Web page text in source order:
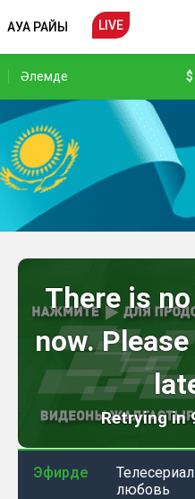
АУА РАЙЫ LIVE
Әлемде $
Эфирде
любовь